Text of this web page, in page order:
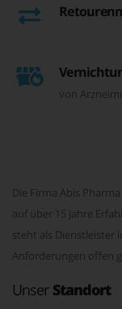
von
Die Firma Abis
auf über 15 Jahre
steht als Dienstleister
Anforderungen offen
Unser Standort